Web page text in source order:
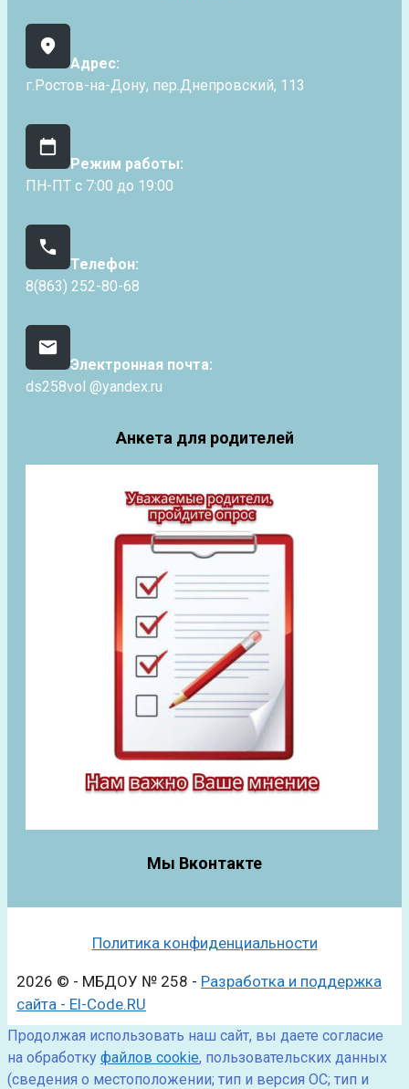
Адрес:
г.Ростов-на-Дону, пер.Днепровский, 113
Режим работы:
ПН-ПТ с 7:00 до 19:00
Телефон:
8(863) 252-80-68
Электронная почта:
ds258vol @yandex.ru
Анкета для родителей
Мы Вконтакте
Политика конфиденциальности
2026 © - МБДОУ № 258 - Разработка и поддержка
сайта - El-Code.RU
Продолжая использовать наш сайт, вы даете согласие
на обработку файлов cookie, пользовательских данных
(сведения о местоположении; тип и версия ОС; тип и